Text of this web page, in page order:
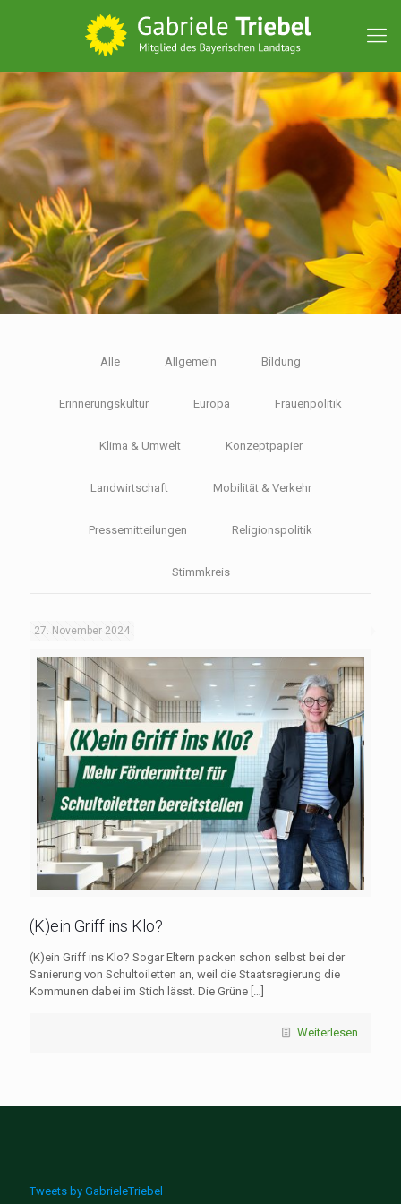
Alle Allgemein Bildung
Erinnerungskultur Europa Frauenpolitik
Klima & Umwelt Konzeptpapier
Landwirtschaft Mobilität & Verkehr
Pressemitteilungen Religionspolitik
Stimmkreis
27. November 2024
(K)ein Griff ins Klo?
(K)ein Griff ins Klo? Sogar Eltern packen schon selbst bei der
Sanierung von Schultoiletten an, weil die Staatsregierung die
Kommunen dabei im Stich lässt. Die Grüne […]
Weiterlesen
Tweets by GabrieleTriebel